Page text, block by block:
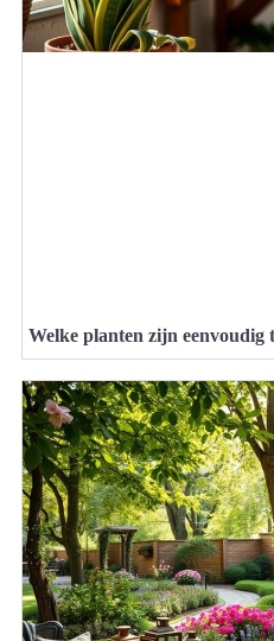
Welke planten zijn eenvoudig